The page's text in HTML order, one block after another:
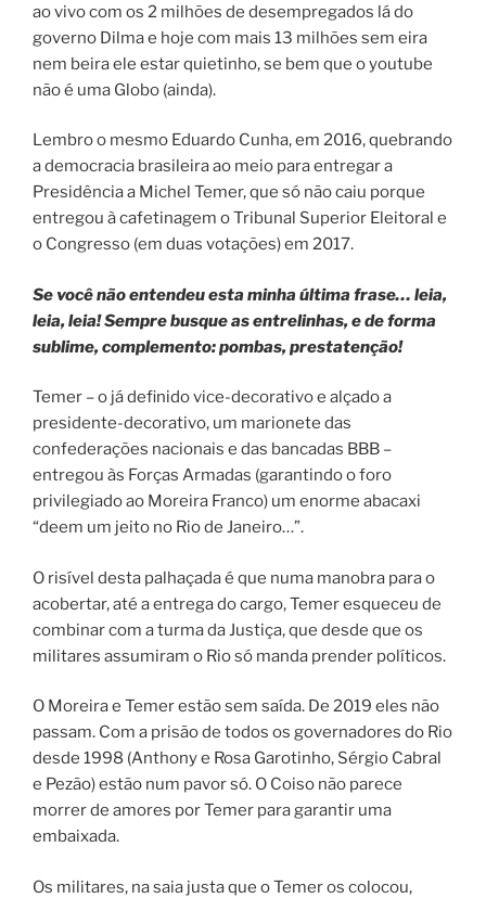
ao vivo com os 2 milhões de desempregados lá do
governo Dilma e hoje com mais 13 milhões sem eira
nem beira ele estar quietinho, se bem que o youtube
não é uma Globo (ainda).
Lembro o mesmo Eduardo Cunha, em 2016, quebrando
a democracia brasileira ao meio para entregar a
Presidência a Michel Temer, que só não caiu porque
entregou à cafetinagem o Tribunal Superior Eleitoral e
o Congresso (em duas votações) em 2017.
Se você não entendeu esta minha última frase… leia,
leia, leia! Sempre busque as entrelinhas, e de forma
sublime, complemento: pombas, prestatenção!
Temer – o já definido vice-decorativo e alçado a
presidente-decorativo, um marionete das
confederações nacionais e das bancadas BBB –
entregou às Forças Armadas (garantindo o foro
privilegiado ao Moreira Franco) um enorme abacaxi
“deem um jeito no Rio de Janeiro…”.
O risível desta palhaçada é que numa manobra para o
acobertar, até a entrega do cargo, Temer esqueceu de
combinar com a turma da Justiça, que desde que os
militares assumiram o Rio só manda prender políticos.
O Moreira e Temer estão sem saída. De 2019 eles não
passam. Com a prisão de todos os governadores do Rio
desde 1998 (Anthony e Rosa Garotinho, Sérgio Cabral
e Pezão) estão num pavor só. O Coiso não parece
morrer de amores por Temer para garantir uma
embaixada.
Os militares, na saia justa que o Temer os colocou,